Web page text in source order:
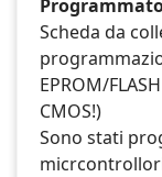
Scheda da
EPROM/
CMOS!)
Sono stati